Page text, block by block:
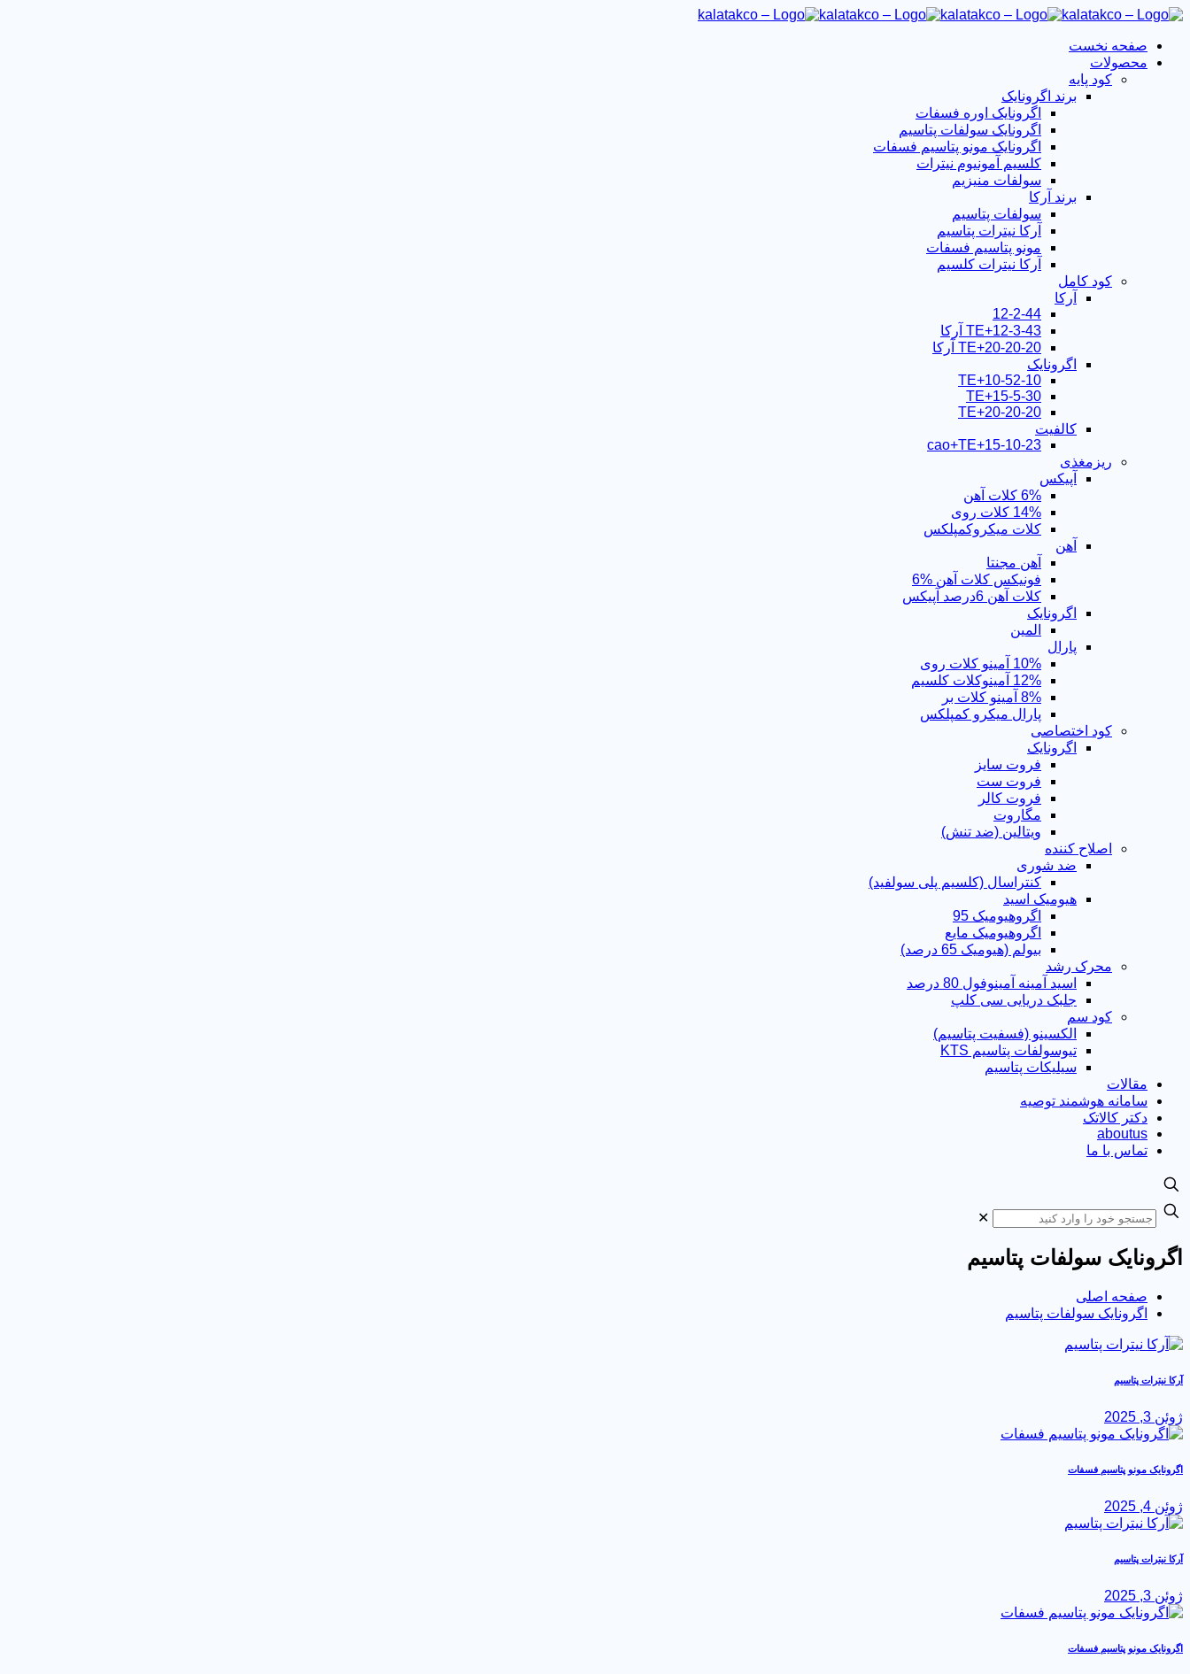
صفحه نخست
محصولات
کود پایه
برند اگرونایک
اگرونایک اوره فسفات
اگرونایک سولفات پتاسیم
اگرونایک مونو پتاسیم فسفات
کلسیم آمونیوم نیترات
سولفات منیزیم
برند آرکا
سولفات پتاسیم
آرکا نیترات پتاسیم
مونو پتاسیم فسفات
آرکا نیترات کلسیم
کود کامل
آرکا
12-2-44
12-3-43+TE آرکا
20-20-20+TE آرکا
اگرونایک
10-52-10+TE
15-5-30+TE
TE+20-20-20
کالفیت
15-10-23+cao+TE
ریزمغذی
آپیکس
6% کلات آهن
14% کلات روی
کلات میکروکمپلکس
آهن
آهن مجنتا
فونیکس کلات آهن %6
کلات آهن 6درصد آپیکس
اگرونایک
المین
پارال
10% آمینو کلات روی
12% آمینوکلات کلسیم
8% آمینو کلات بر
پارال میکرو کمپلکس
کود اختصاصی
اگرونایک
فروت سایز
فروت ست
فروت کالر
مگاروت
ویتالین (ضد تنش)
اصلاح کننده
ضد شوری
کنتراسال (کلسیم پلی سولفید)
هیومیک اسید
اگروهیومیک 95
اگروهیومیک مایع
بیولم (هیومیک 65 درصد)
محرک رشد
اسید آمینه آمینوفول 80 درصد
جلبک دریایی سی کلپ
کود سم
الکسینو (فسفیت پتاسیم)
تیوسولفات پتاسیم KTS
سیلیکات پتاسیم
مقالات
سامانه هوشمند توصیه
دکتر کالاتک
aboutus
تماس با ما
✕
اگرونایک سولفات پتاسیم
صفحه اصلی
اگرونایک سولفات پتاسیم
آرکا نیترات پتاسیم
ژوئن 3, 2025
اگرونایک مونو پتاسیم فسفات
ژوئن 4, 2025
آرکا نیترات پتاسیم
ژوئن 3, 2025
اگرونایک مونو پتاسیم فسفات